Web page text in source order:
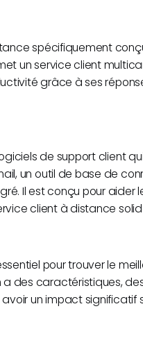
spécifiquement
un service client
grâce à ses
de support client
un outil de base de
Il est conçu pour aider
client à distance
pour trouver le
des caractéristiques,
un impact significatif